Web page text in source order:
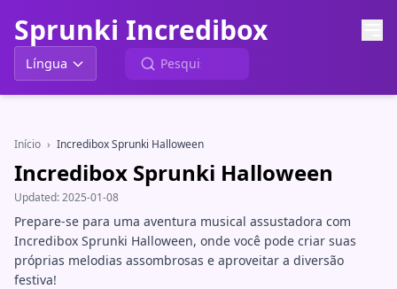
Sprunki Incredibox
Língua
Início › Incredibox Sprunki Halloween
Incredibox Sprunki Halloween
Updated:2025-01-08
Prepare-se para uma aventura musical assustadora com
Incredibox Sprunki Halloween, onde você pode criar suas
próprias melodias assombrosas e aproveitar a diversão
festiva!